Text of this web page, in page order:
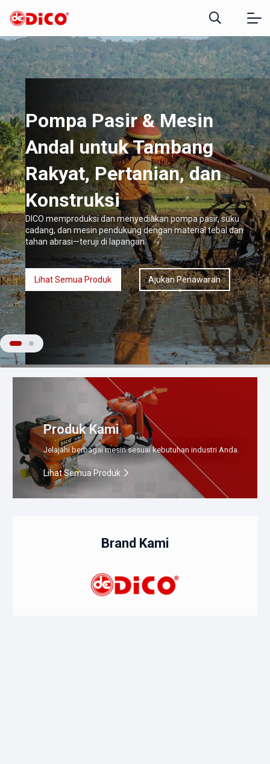
Pompa Pasir & Mesin
Andal untuk Tambang
Rakyat, Pertanian, dan
Konstruksi
DICO memproduksi dan menyediakan pompa pasir, suku
cadang, dan mesin pendukung dengan material tebal dan
tahan abrasi—teruji di lapangan.
Lihat Semua Produk Ajukan Penawaran
Produk Kami
Jelajahi berbagai mesin sesuai kebutuhan industri Anda.
Lihat Semua Produk
Brand Kami